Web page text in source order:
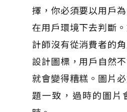
擇，你必須要以用戶
在用戶環境下去判斷。
計師沒有從消費者的
設計圖標，用戶自然
就會變得糟糕。 圖片
題一致，過時的圖片